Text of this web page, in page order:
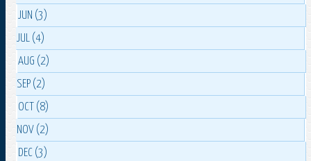
JUN (3)
JUL (4)
AUG (2)
SEP (2)
OCT (8)
NOV (2)
DEC (3)